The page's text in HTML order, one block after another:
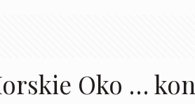
Oko …